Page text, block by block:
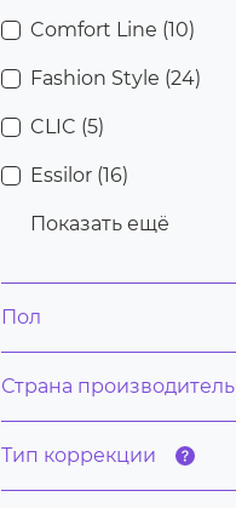
Comfort Line (10)
Fashion Style (24)
CLIC (5)
Essilor (16)
Показать ещё
Пол
Страна производитель
Тип коррекции